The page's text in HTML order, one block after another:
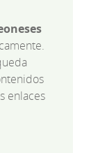
enlaces